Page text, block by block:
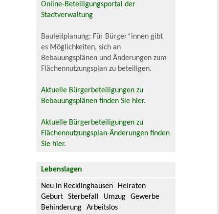
Online-Beteiligungsportal der
Stadtverwaltung
Bauleitplanung: Für Bürger*innen gibt
es Möglichkeiten, sich an
Bebauungsplänen und Änderungen zum
Flächennutzungsplan zu beteiligen.
Aktuelle Bürgerbeteiligungen zu
Bebauungsplänen finden Sie hier.
Aktuelle Bürgerbeteiligungen zu
Flächennutzungsplan-Änderungen finden
Sie hier.
Lebenslagen
Neu in Recklinghausen
Heiraten
Geburt
Sterbefall Umzug
Gewerbe
Behinderung
Arbeitslos